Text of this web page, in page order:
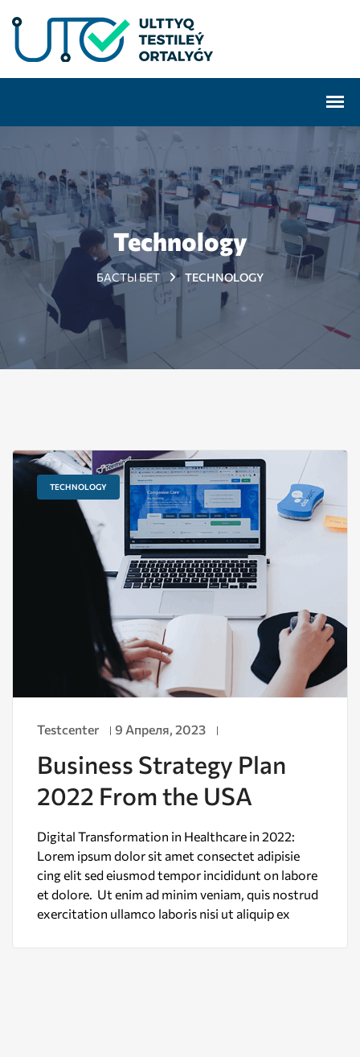
Technology
БАСТЫ БЕТ TECHNOLOGY
TECHNOLOGY
Testcenter 9 Апреля, 2023
Business Strategy Plan
2022 From the USA
Digital Transformation in Healthcare in 2022:
Lorem ipsum dolor sit amet consectet adipisie
cing elit sed eiusmod tempor incididunt on labore
et dolore. Ut enim ad minim veniam, quis nostrud
exercitation ullamco laboris nisi ut aliquip ex